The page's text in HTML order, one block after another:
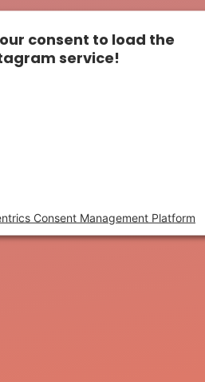
consent to load the
service!
Consent Management Platform